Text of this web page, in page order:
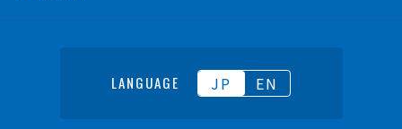
LANGUAGE JP EN